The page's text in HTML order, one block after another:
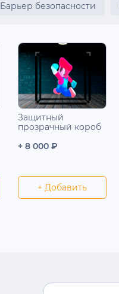
Барьер безопасности
Защитный
прозрачный короб
+ 8 000 ₽
+ Добавить